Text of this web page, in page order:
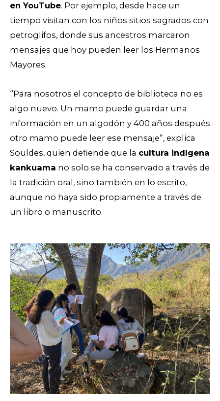
en YouTube. Por ejemplo, desde hace un
tiempo visitan con los niños sitios sagrados con
petroglifos, donde sus ancestros marcaron
mensajes que hoy pueden leer los Hermanos
Mayores.
“Para nosotros el concepto de biblioteca no es
algo nuevo. Un mamo puede guardar una
información en un algodón y 400 años después
otro mamo puede leer ese mensaje”, explica
Souldes, quien defiende que la cultura indígena
kankuama no solo se ha conservado a través de
la tradición oral, sino también en lo escrito,
aunque no haya sido propiamente a través de
un libro o manuscrito.